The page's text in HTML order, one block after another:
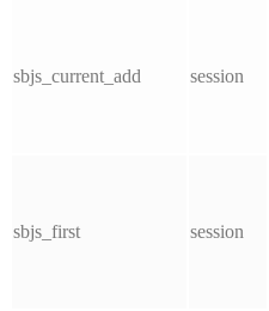
sbjs_current_add session
sbjs_first session